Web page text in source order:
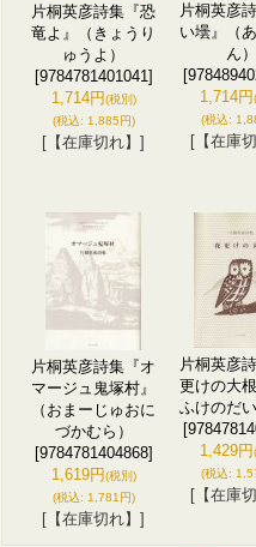
片桐英彦詩集『恐
竜よ』（きょうり
ゅうよ）
[9784781401041]
1,714円(税別)
(税込: 1,885円)
[【在庫切れ】]
片桐英彦
い壜』（
ん）
1,714円
(税込:
[【在庫
片桐英彦詩集『オ
マージュ鬼塚村』
（おまーじゅおに
づかむら）
[9784781404868]
1,619円(税別)
(税込: 1,781円)
[【在庫切れ】]
片桐英彦
更けの大
ふけのだい
1,429円
(税込:
[【在庫